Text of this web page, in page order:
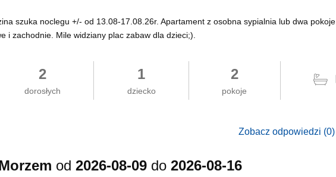
szuka noclegu +/- od 13.08-17.08.26r. Apartament z osobna sypialnia lub dwa pokoje.
i zachodnie. Mile widziany plac zabaw dla dzieci;).
2
dorosłych
1
dziecko
2
pokoje
Zobacz odpowiedzi (0)
od 2026-08-09 do 2026-08-16